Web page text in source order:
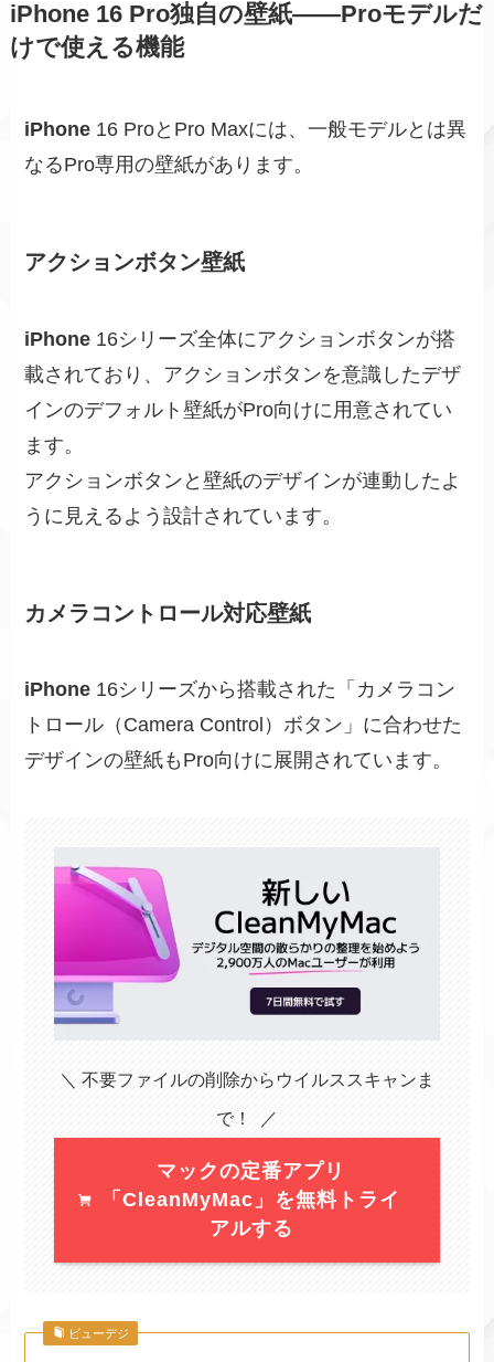
iPhone 16 Pro独自の壁紙——Proモデルだ
けで使える機能
iPhone 16 ProとPro Maxには、一般モデルとは異
なるPro専用の壁紙があります。
アクションボタン壁紙
iPhone 16シリーズ全体にアクションボタンが搭
載されており、アクションボタンを意識したデザ
インのデフォルト壁紙がPro向けに用意されてい
ます。
アクションボタンと壁紙のデザインが連動したよ
うに見えるよう設計されています。
カメラコントロール対応壁紙
iPhone 16シリーズから搭載された「カメラコン
トロール（Camera Control）ボタン」に合わせた
デザインの壁紙もPro向けに展開されています。
＼ 不要ファイルの削除からウイルススキャンま
で！ ／
マックの定番アプリ
「CleanMyMac」を無料トライ
アルする
ビューデジ